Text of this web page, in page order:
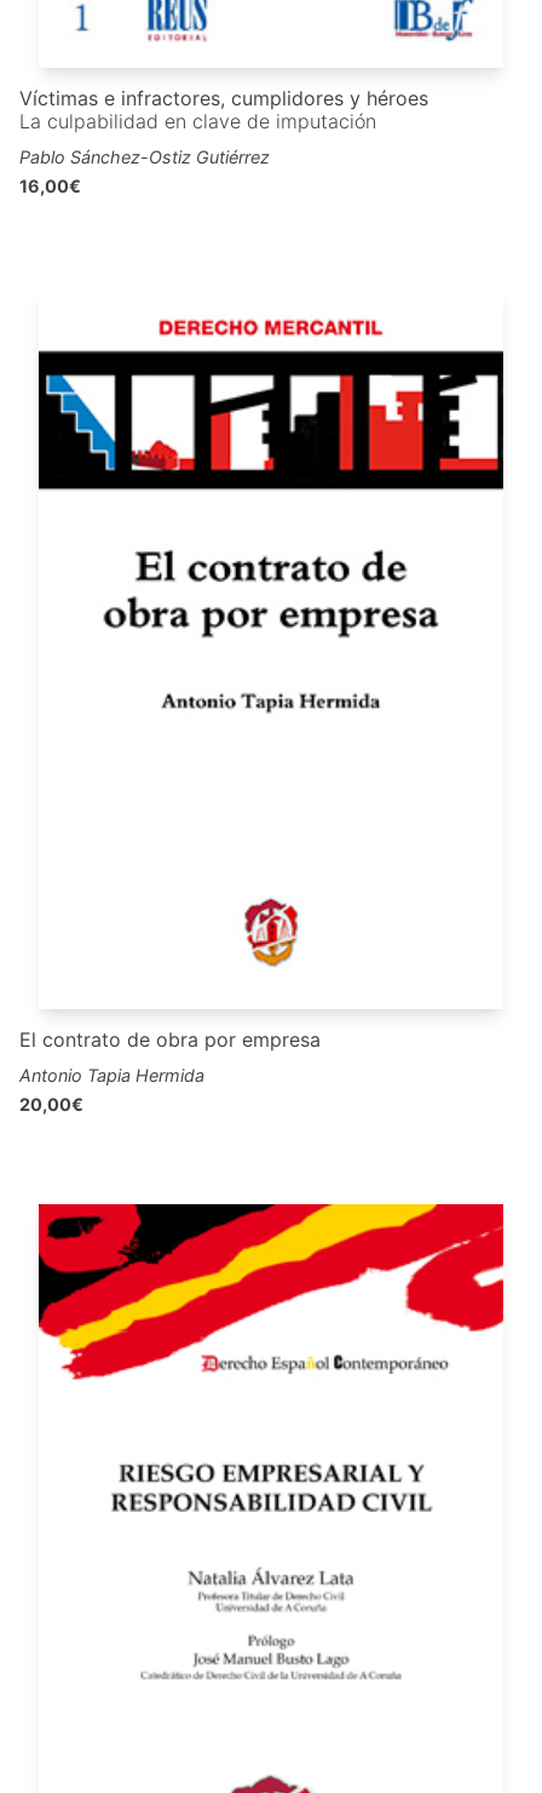
Víctimas e infractores, cumplidores y héroes
La culpabilidad en clave de imputación
Pablo Sánchez-Ostiz Gutiérrez
16,00€
El contrato de obra por empresa
Antonio Tapia Hermida
20,00€